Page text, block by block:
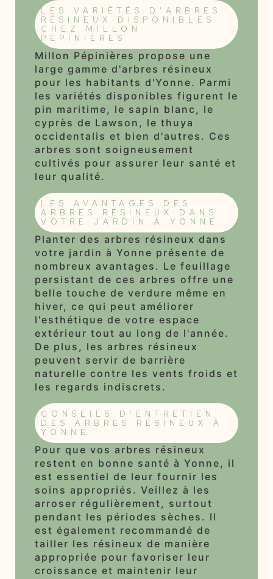
LES VARIÉTÉS D'ARBRES
RÉSINEUX DISPONIBLES
CHEZ MILLON
PÉPINIÈRES
Millon Pépinières propose une
large gamme d'arbres résineux
pour les habitants d'Yonne. Parmi
les variétés disponibles figurent le
pin maritime, le sapin blanc, le
cyprès de Lawson, le thuya
occidentalis et bien d'autres. Ces
arbres sont soigneusement
cultivés pour assurer leur santé et
leur qualité.
LES AVANTAGES DES
ARBRES RÉSINEUX DANS
VOTRE JARDIN À YONNE
Planter des arbres résineux dans
votre jardin à Yonne présente de
nombreux avantages. Le feuillage
persistant de ces arbres offre une
belle touche de verdure même en
hiver, ce qui peut améliorer
l'esthétique de votre espace
extérieur tout au long de l'année.
De plus, les arbres résineux
peuvent servir de barrière
naturelle contre les vents froids et
les regards indiscrets.
CONSEILS D'ENTRETIEN
DES ARBRES RÉSINEUX À
YONNE
Pour que vos arbres résineux
restent en bonne santé à Yonne, il
est essentiel de leur fournir les
soins appropriés. Veillez à les
arroser régulièrement, surtout
pendant les périodes sèches. Il
est également recommandé de
tailler les résineux de manière
appropriée pour favoriser leur
croissance et maintenir leur